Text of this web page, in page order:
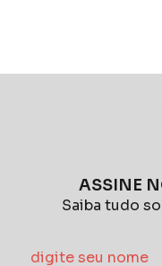
ASSINE
Saiba tudo